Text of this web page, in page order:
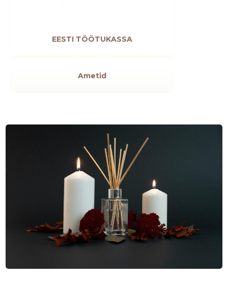
EESTI TÖÖTUKASSA
Ametid